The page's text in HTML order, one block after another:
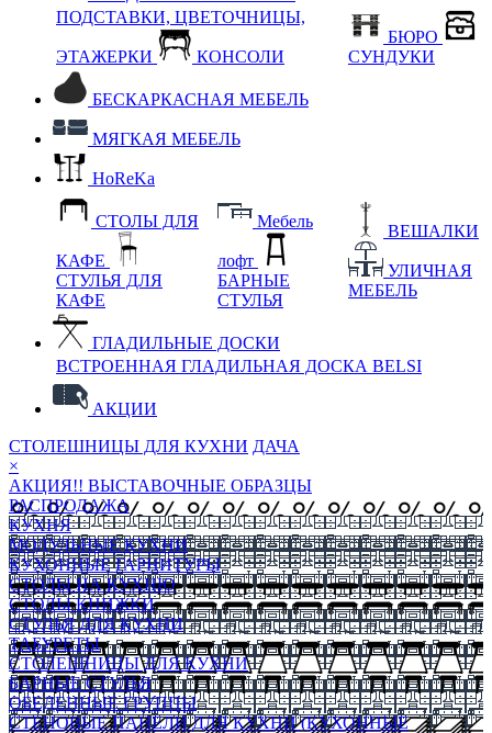
ПОДСТАВКИ, ЦВЕТОЧНИЦЫ,
ЭТАЖЕРКИ КОНСОЛИ
БЮРО
СУНДУКИ
БЕСКАРКАСНАЯ МЕБЕЛЬ
МЯГКАЯ МЕБЕЛЬ
HoReKa
СТОЛЫ ДЛЯ
КАФЕ
СТУЛЬЯ ДЛЯ
КАФЕ
Мебель
лофт
БАРНЫЕ
СТУЛЬЯ
ВЕШАЛКИ
УЛИЧНАЯ
МЕБЕЛЬ
ГЛАДИЛЬНЫЕ ДОСКИ
ВСТРОЕННАЯ ГЛАДИЛЬНАЯ ДОСКА BELSI
АКЦИИ
СТОЛЕШНИЦЫ ДЛЯ КУХНИ ДАЧА
×
АКЦИЯ!! ВЫСТАВОЧНЫЕ ОБРАЗЦЫ
РАСПРОДАЖА
КУХНЯ
МОДУЛЬНЫЕ КУХНИ
КУХОННЫЕ ГАРНИТУРЫ
СТОЛЫ НА КУХНЮ
СТОЛЫ КНИЖКИ
СТУЛЬЯ ДЛЯ КУХНИ
ТАБУРЕТЫ
СТОЛЕШНИЦЫ ДЛЯ КУХНИ
БАРНЫЕ СТУЛЬЯ
ОБЕДЕННЫЕ ГРУППЫ
СТЕНОВЫЕ ПАНЕЛИ ДЛЯ КУХНИ (КУХОННЫЕ